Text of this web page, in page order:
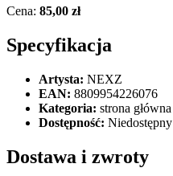
Cena: 85,00 zł
Specyfikacja
Artysta: NEXZ
EAN: 8809954226076
Kategoria: strona główna
Dostępność: Niedostępny
Dostawa i zwroty